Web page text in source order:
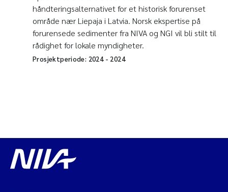
håndteringsalternativet for et historisk forurenset
område nær Liepaja i Latvia. Norsk ekspertise på
forurensede sedimenter fra NIVA og NGI vil bli stilt til
rådighet for lokale myndigheter.
Prosjektperiode: 2024- 2024